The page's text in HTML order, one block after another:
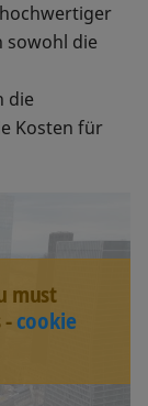
sowohl die
die
Kosten für
must
-cookie